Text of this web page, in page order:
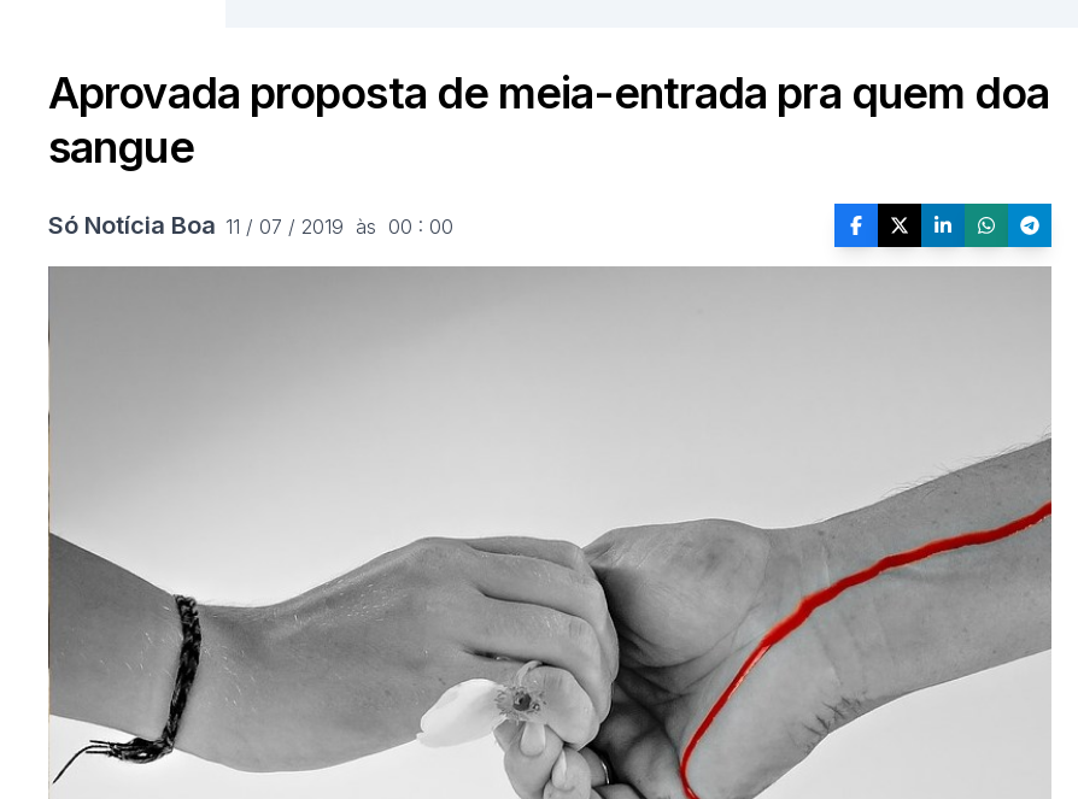
Aprovada proposta de meia-entrada pra quem doa
sangue
Só Notícia Boa 11 / 07 / 2019  às  00 : 00